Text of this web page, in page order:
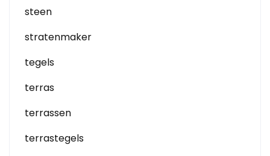
steen
stratenmaker
tegels
terras
terrassen
terrastegels